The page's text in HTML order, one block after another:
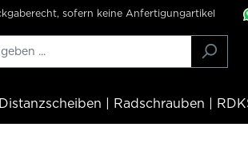
sofern keine Anfertigungartikel
Distanzscheiben | Radschrauben |